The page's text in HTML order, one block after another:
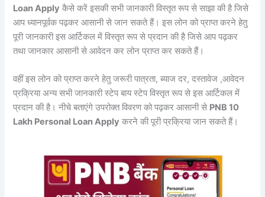
Loan Apply कैसे करें इसकी सभी जानकारी विस्तृत रूप से साझा की है जिसे
आप ध्यानपूर्वक पढ़कर आसानी से जान सकते हैं। इस लोन को प्राप्त करने हेतु
पूरी जानकारी इस आर्टिकल में विस्तृत रूप से प्रदान की है जिसे आप पढ़कर
तथा जानकार आसानी से आवेदन कर लोन प्राप्त कर सकते हैं।
वहीं इस लोन को प्राप्त करने हेतु जरूरी पात्रता, ब्याज दर, दस्तावेज ,आवेदन
प्रक्रिया अन्य सभी जानकारी स्टेप बाय स्टेप विस्तृत रूप से इस आर्टिकल में
प्रदान की है। नीचे बताएंगे उपरोक्त विवरण को पढ़कर आसानी से PNB 10
Lakh Personal Loan Apply करने की पूरी प्रक्रिया जान सकते हैं।